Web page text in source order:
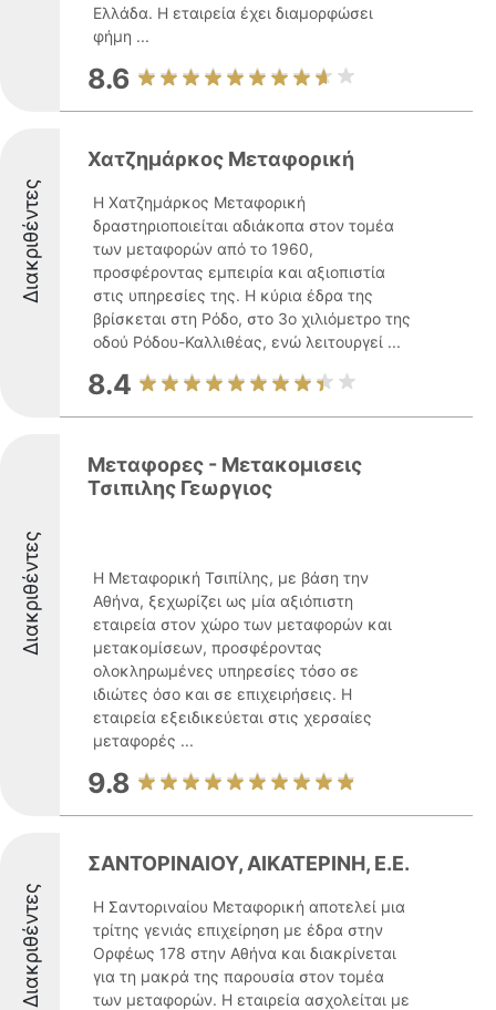
Ελλάδα. Η εταιρεία έχει διαμορφώσει
φήμη ...
8.6
Διακριθέντες
Χατζημάρκος Μεταφορική
Η Χατζημάρκος Μεταφορική
δραστηριοποιείται αδιάκοπα στον τομέα
των μεταφορών από το 1960,
προσφέροντας εμπειρία και αξιοπιστία
στις υπηρεσίες της. Η κύρια έδρα της
βρίσκεται στη Ρόδο, στο 3ο χιλιόμετρο της
οδού Ρόδου-Καλλιθέας, ενώ λειτουργεί ...
8.4
Διακριθέντες
Μεταφορες - Μετακομισεις
Τσιπιλης Γεωργιος
Η Μεταφορική Τσιπίλης, με βάση την
Αθήνα, ξεχωρίζει ως μία αξιόπιστη
εταιρεία στον χώρο των μεταφορών και
μετακομίσεων, προσφέροντας
ολοκληρωμένες υπηρεσίες τόσο σε
ιδιώτες όσο και σε επιχειρήσεις. Η
εταιρεία εξειδικεύεται στις χερσαίες
μεταφορές ...
9.8
Διακριθέντες
ΣΑΝΤΟΡΙΝΑΙΟΥ, ΑΙΚΑΤΕΡΙΝΗ, Ε.Ε.
Η Σαντοριναίου Μεταφορική αποτελεί μια
τρίτης γενιάς επιχείρηση με έδρα στην
Ορφέως 178 στην Αθήνα και διακρίνεται
για τη μακρά της παρουσία στον τομέα
των μεταφορών. Η εταιρεία ασχολείται με